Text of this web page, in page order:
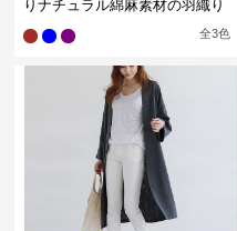
りナチュラル綿麻素材の羽織り
全3色